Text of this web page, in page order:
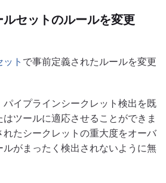
セットのルールを変更
ト で事前定義されたルールを変更
イプラインシークレット検出を既
ツールに適応させることができま
たシークレットの重大度をオーバ
がまったく検出されないように無